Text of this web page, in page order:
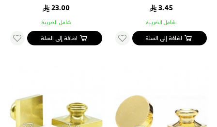
3.45
شامل الضريبة
اضافة إلى السلة
23.00
شامل الضريبة
اضافة إلى السلة